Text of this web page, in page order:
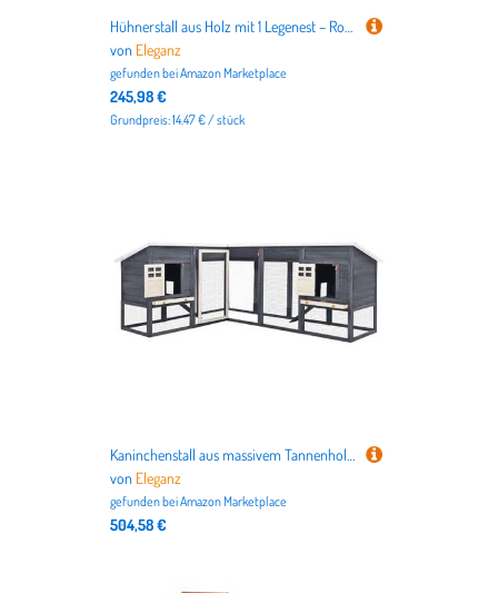
Hühnerstall aus Holz mit 1 Legenest – Robustes Gehege für Kleintiere, Wetterfest & Langlebig – Ideal für Garten oder Hinterhof – Sicherer Lebensraum für Hühner
von Eleganz
gefunden beiAmazon Marketplace
245,98 €
Grundpreis: 14.47 € / stück
Kaninchenstall aus massivem Tannenholz mit Freilaufgehege – Grau & Weiß | Robustes Gehege für Kleintiere | Verzinkter Stahl & Sperrholz | Langlebig und Sicher
von Eleganz
gefunden beiAmazon Marketplace
504,58 €